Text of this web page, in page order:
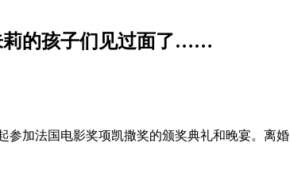
莉的孩子们见过面了……
参加法国电影奖项凯撒奖的颁奖典礼和晚宴。离